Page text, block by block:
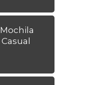
Mochila
Casual